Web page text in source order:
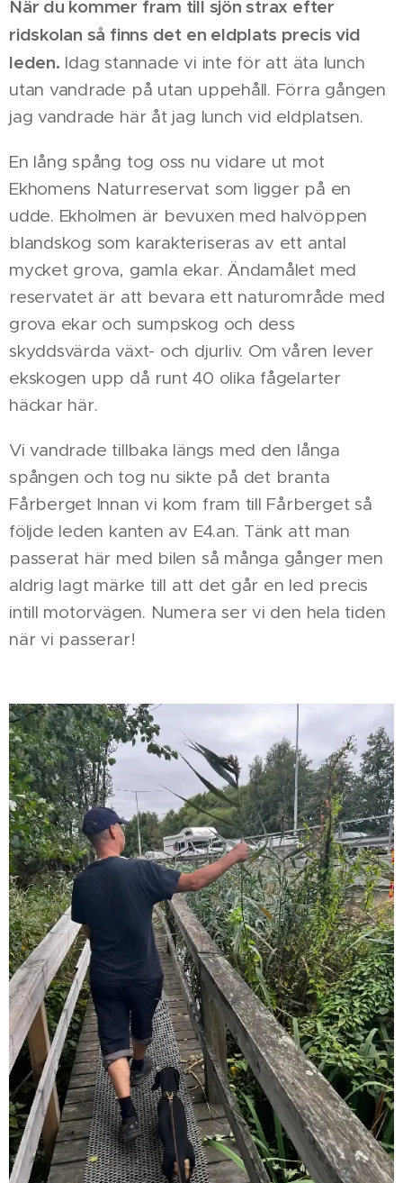
När du kommer fram till sjön strax efter
ridskolan så finns det en eldplats precis vid
leden. Idag stannade vi inte för att äta lunch
utan vandrade på utan uppehåll. Förra gången
jag vandrade här åt jag lunch vid eldplatsen.
En lång spång tog oss nu vidare ut mot
Ekhomens Naturreservat som ligger på en
udde. Ekholmen är bevuxen med halvöppen
blandskog som karakteriseras av ett antal
mycket grova, gamla ekar. Ändamålet med
reservatet är att bevara ett naturområde med
grova ekar och sumpskog och dess
skyddsvärda växt- och djurliv. Om våren lever
ekskogen upp då runt 40 olika fågelarter
häckar här.
Vi vandrade tillbaka längs med den långa
spången och tog nu sikte på det branta
Fårberget Innan vi kom fram till Fårberget så
följde leden kanten av E4.an. Tänk att man
passerat här med bilen så många gånger men
aldrig lagt märke till att det går en led precis
intill motorvägen. Numera ser vi den hela tiden
när vi passerar!